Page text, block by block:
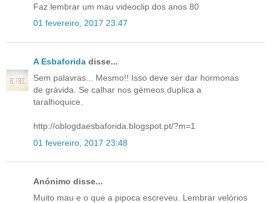
Faz lembrar um mau videoclip dos anos 80
01 fevereiro, 2017 23:47
A Esbaforida disse...
Sem palavras... Mesmo!! Isso deve ser dar hormonas
de grávida. Se calhar nos gémeos duplica a
taralhoquice.
http://oblogdaesbaforida.blogspot.pt/?m=1
01 fevereiro, 2017 23:48
Anónimo disse...
Muito mau e o que a pipoca escreveu. Lembrar velórios